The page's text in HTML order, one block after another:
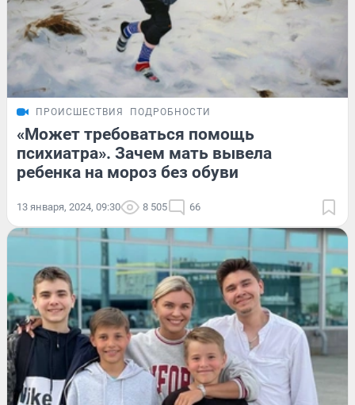
ПРОИСШЕСТВИЯ ПОДРОБНОСТИ
«Может требоваться помощь
психиатра». Зачем мать вывела
ребенка на мороз без обуви
13 января, 2024, 09:30 8 505 66